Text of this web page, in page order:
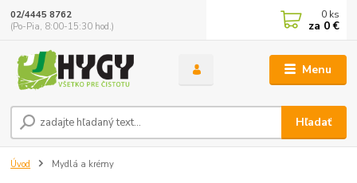
Menu
Hľadať
02/4445 8762
(Po-Pia, 8:00-15:30 hod.)
0 ks
za 0 €
Úvod Mydlá a krémy